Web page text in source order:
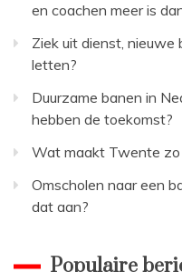
en coachen meer is
Ziek uit dienst, nieuwe
letten?
Duurzame banen in
hebben de toekomst?
Wat maakt Twente zo
Omscholen naar een
dat aan?
Populaire